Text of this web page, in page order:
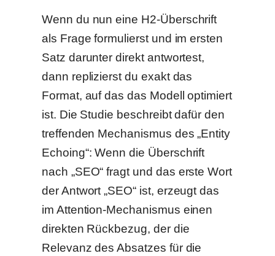
Wenn du nun eine H2-Überschrift
als Frage formulierst und im ersten
Satz darunter direkt antwortest,
dann replizierst du exakt das
Format, auf das das Modell optimiert
ist. Die Studie beschreibt dafür den
treffenden Mechanismus des „Entity
Echoing“: Wenn die Überschrift
nach „SEO“ fragt und das erste Wort
der Antwort „SEO“ ist, erzeugt das
im Attention-Mechanismus einen
direkten Rückbezug, der die
Relevanz des Absatzes für die